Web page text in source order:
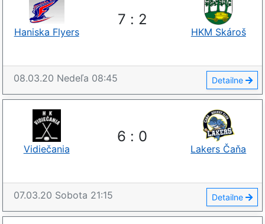
7 : 2
Haniska Flyers HKM Skároš
08.03.20 Nedeľa 08:45 Detailne
6 : 0
Vidiečania Lakers Čaňa
07.03.20 Sobota 21:15 Detailne